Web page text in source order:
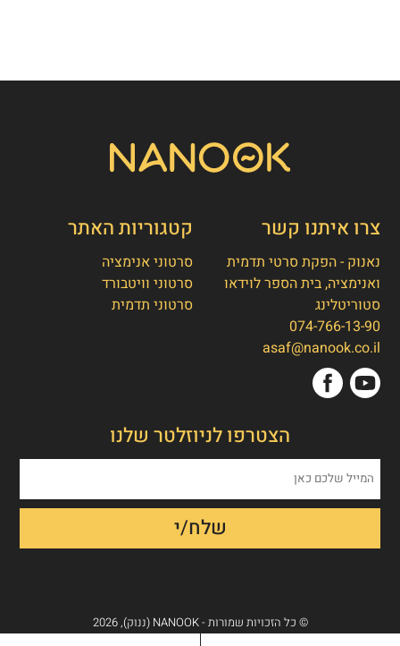
צרו איתנו קשר
נאנוק - הפקת סרטי תדמית
ואנימציה, בית הספר לוידאו
סטוריטלינג
074-766-13-90
asaf@nanook.co.il
קטגוריות האתר
סרטוני אנימציה
סרטוני וויטבורד
סרטוני תדמית
הצטרפו לניוזלטר שלנו
© כל הזכויות שמורות - NANOOK (ננוק), 2026
לאתר שלנו!
1. הפקת סרט תדמית/אנימציה
2. הטוסטר חבילת סרטוני טסטמוניאלס -
בנק הוכחות חברתיות
4. אחר